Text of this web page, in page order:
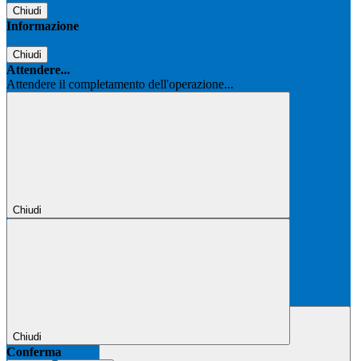
Chiudi
Informazione
Chiudi
Attendere...
Attendere il completamento dell'operazione...
Chiudi
Chiudi
Conferma